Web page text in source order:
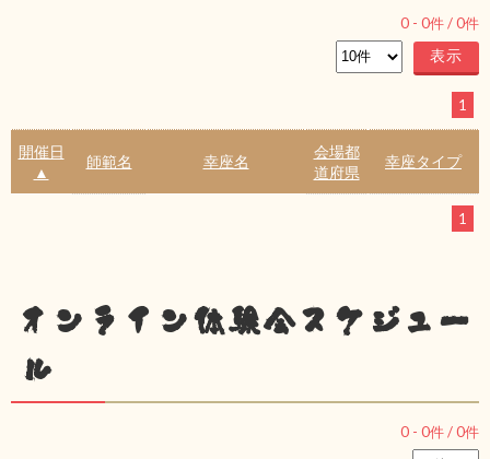
0 - 0件 /0件
1
開催日
▲
師範名 幸座名
会場都
道府県
幸座タイプ
1
オンライン体験会スケジュー
ル
0 - 0件 /0件